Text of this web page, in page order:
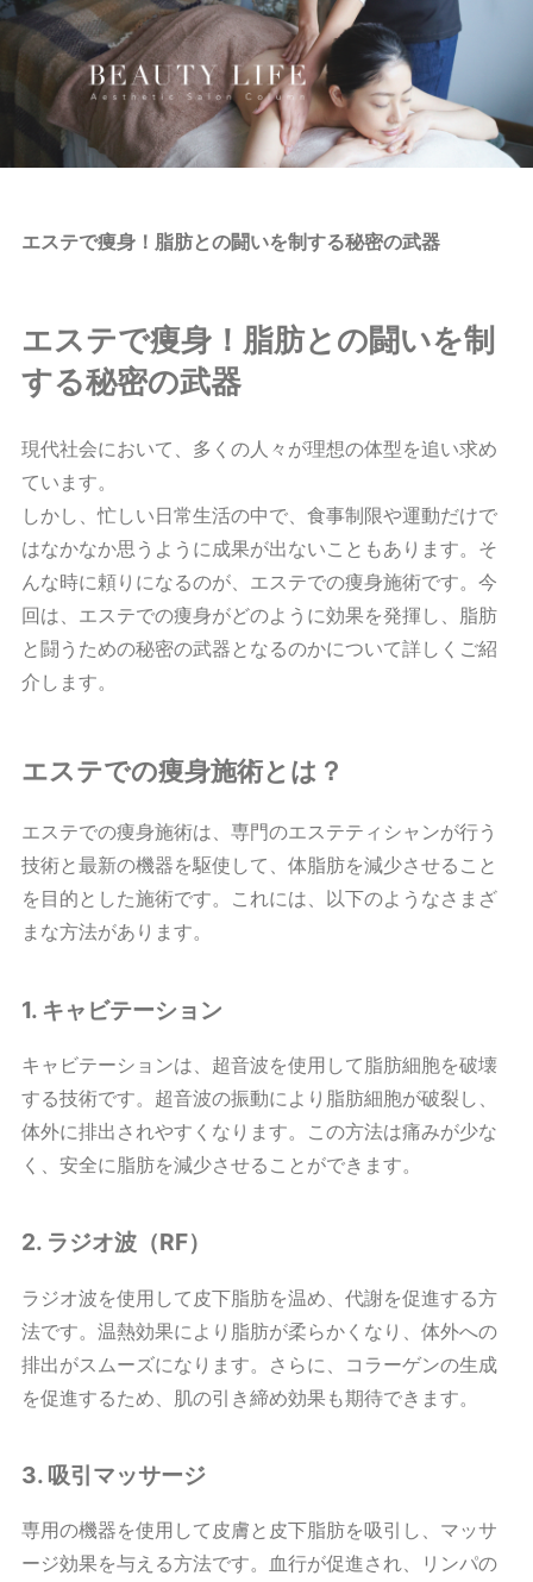
エステで痩身！脂肪との闘いを制する秘密の武器
エステで痩身！脂肪との闘いを制
する秘密の武器
現代社会において、多くの人々が理想の体型を追い求め
ています。
しかし、忙しい日常生活の中で、食事制限や運動だけで
はなかなか思うように成果が出ないこともあります。そ
んな時に頼りになるのが、エステでの痩身施術です。今
回は、エステでの痩身がどのように効果を発揮し、脂肪
と闘うための秘密の武器となるのかについて詳しくご紹
介します。
エステでの痩身施術とは？
エステでの痩身施術は、専門のエステティシャンが行う
技術と最新の機器を駆使して、体脂肪を減少させること
を目的とした施術です。これには、以下のようなさまざ
まな方法があります。
1. キャビテーション
キャビテーションは、超音波を使用して脂肪細胞を破壊
する技術です。超音波の振動により脂肪細胞が破裂し、
体外に排出されやすくなります。この方法は痛みが少な
く、安全に脂肪を減少させることができます。
2. ラジオ波（RF）
ラジオ波を使用して皮下脂肪を温め、代謝を促進する方
法です。温熱効果により脂肪が柔らかくなり、体外への
排出がスムーズになります。さらに、コラーゲンの生成
を促進するため、肌の引き締め効果も期待できます。
3. 吸引マッサージ
専用の機器を使用して皮膚と皮下脂肪を吸引し、マッサ
ージ効果を与える方法です。血行が促進され、リンパの